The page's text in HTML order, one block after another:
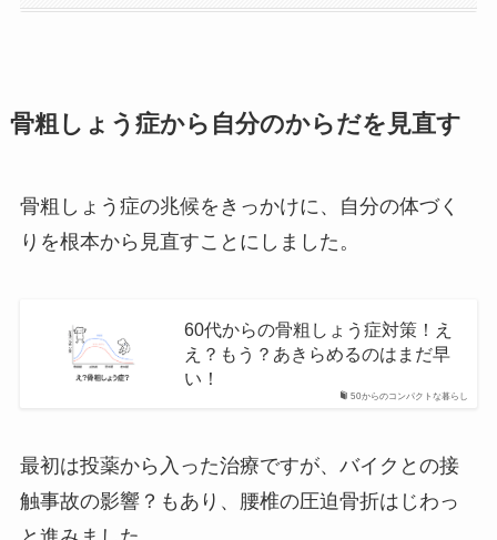
骨粗しょう症から自分のからだを見直す
骨粗しょう症の兆候をきっかけに、自分の体づく
りを根本から見直すことにしました。
50からのコンパクトな暮らし
60代からの骨粗しょう症対策！え
え？もう？あきらめるのはまだ早
い！
最初は投薬から入った治療ですが、バイクとの接
触事故の影響？もあり、腰椎の圧迫骨折はじわっ